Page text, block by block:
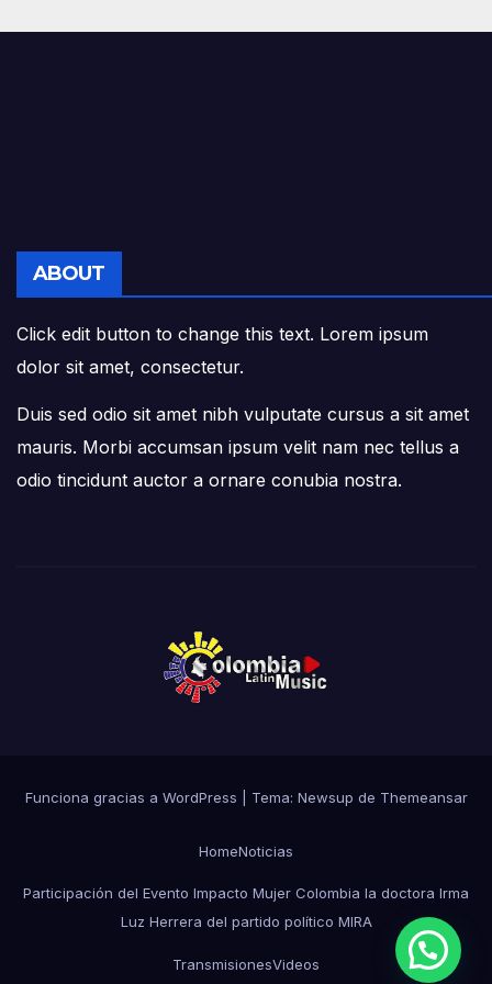
ABOUT
Click edit button to change this text. Lorem ipsum
dolor sit amet, consectetur.
Duis sed odio sit amet nibh vulputate cursus a sit amet
mauris. Morbi accumsan ipsum velit nam nec tellus a
odio tincidunt auctor a ornare conubia nostra.
Funciona gracias a WordPress Tema: Newsup de Themeansar
HomeNoticias
Participación del Evento Impacto Mujer Colombia la doctora Irma
Luz Herrera del partido político MIRA
TransmisionesVideos